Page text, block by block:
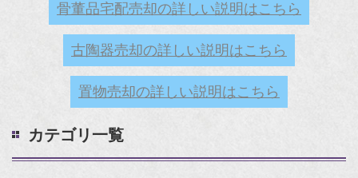
骨董品宅配売却の詳しい説明はこちら
古陶器売却の詳しい説明はこちら
置物売却の詳しい説明はこちら
カテゴリ一覧